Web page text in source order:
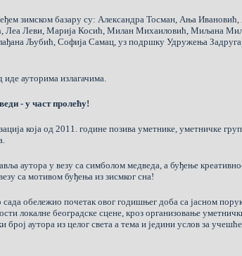
зимском базару су: Александра Тосман, Ања Ивановић,
Леа Леви, Марија Косић, Милан Михаиловић, Миљана
Љубић, Софија Самац, уз подршку Удружења
иде ауторима излагачима.
- у част пролећу!
која од 2011. године позива уметнике, уметничке
аутора у везу са симболом медведа, а буђење
са мотивом буђења из зисмког сна!
обележио почетак овог годишњег доба са јасном
локалне београдске сцене, кроз организовање
број аутора из целог света а тема и једини услов за учешће